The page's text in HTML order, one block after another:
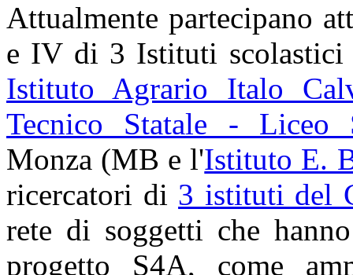
Attualmente partecipano
e IV di 3 Istituti
Istituto Agrario Italo
Tecnico Statale - Liceo
Monza (MB e l'Istituto E.
ricercatori di 3 istituti del
rete di soggetti che
progetto S4A, come